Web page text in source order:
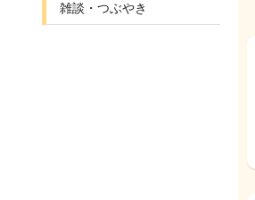
雑談・つぶやき